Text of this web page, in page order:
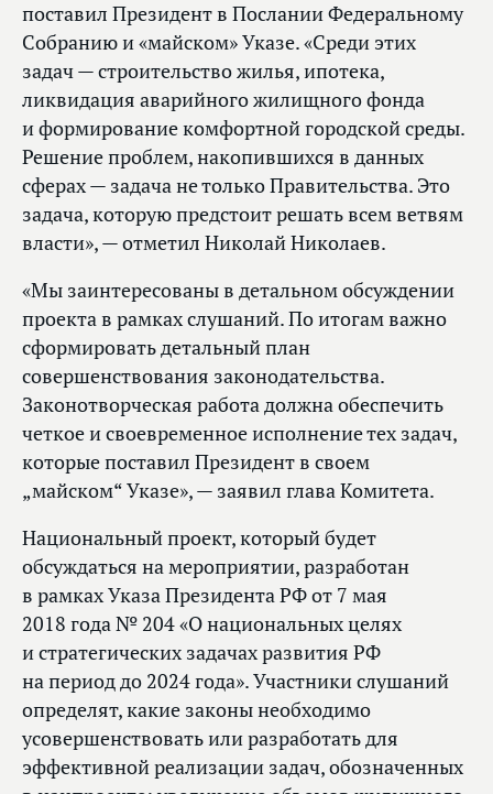
поставил Президент в Послании Федеральному
Собранию и «майском» Указе. «Среди этих
задач — строительство жилья, ипотека,
ликвидация аварийного жилищного фонда
и формирование комфортной городской среды.
Решение проблем, накопившихся в данных
сферах — задача не только Правительства. Это
задача, которую предстоит решать всем ветвям
власти», — отметил Николай Николаев.
«Мы заинтересованы в детальном обсуждении
проекта в рамках слушаний. По итогам важно
сформировать детальный план
совершенствования законодательства.
Законотворческая работа должна обеспечить
четкое и своевременное исполнение тех задач,
которые поставил Президент в своем
„майском“ Указе», — заявил глава Комитета.
Национальный проект, который будет
обсуждаться на мероприятии, разработан
в рамках Указа Президента РФ от 7 мая
2018 года № 204 «О национальных целях
и стратегических задачах развития РФ
на период до 2024 года». Участники слушаний
определят, какие законы необходимо
усовершенствовать или разработать для
эффективной реализации задач, обозначенных